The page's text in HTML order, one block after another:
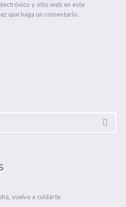
y sitio web en este
que haga un comentario.
vuelve a cuidarte